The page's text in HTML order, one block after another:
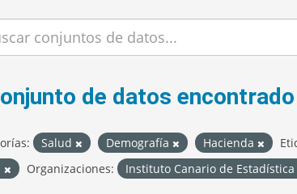
de datos encontrado
Salud Demografía Hacienda
Organizaciones: Instituto Canario de Estadística